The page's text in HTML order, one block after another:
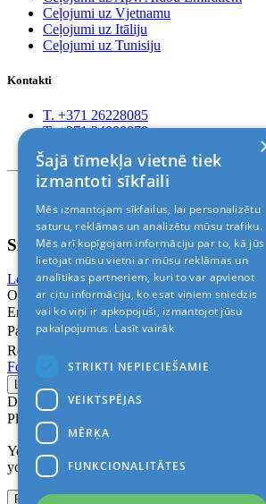
Ceļojumi uz Vjetnamu
Ceļojumi uz Itāliju
Ceļojumi uz Tunisiju
Kontakti
T. +371 26228085
T. +371 24888878
© 2011-2026> «ALANI SIA»
Sign In
Login with Facebook Login with Google
Or
Email
Password
Remember me
Forgot Password?
Don’t have an account?
Please confirm login email below
You will receive an email containing a link
your password to a new preferred one.
Šajā tīmekļa vietnē tiek
izmantoti sīkfaili
Mēs izmantojam sīkfailus, lai personalizētu
saturu, reklāmas un analizētu mūsu trafiku.
Mēs arī kopīgojam informāciju par to, kā jūs
lietojat mūsu vietni ar mūsu reklāmas un
analītikas partneriem, kuri to var apvienot
ar citu informāciju, ko esat viņiem sniedzis
vai ko viņi ir apkopojuši, izmantojot jūsu
pakalpojumus. Lasīt vairāk
STRIKTI NEPIECIEŠAMIE
VEIKTSPĒJAS
MĒRĶA
FUNKCIONALITĀTES